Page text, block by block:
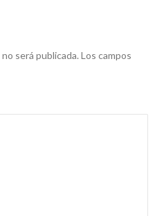
será publicada. Los campos